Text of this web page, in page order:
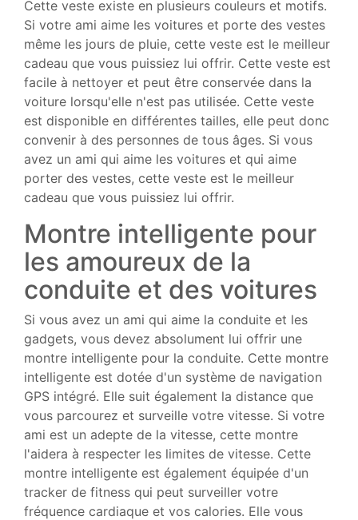
Cette veste existe en plusieurs couleurs et motifs.
Si votre ami aime les voitures et porte des vestes
même les jours de pluie, cette veste est le meilleur
cadeau que vous puissiez lui offrir. Cette veste est
facile à nettoyer et peut être conservée dans la
voiture lorsqu'elle n'est pas utilisée. Cette veste
est disponible en différentes tailles, elle peut donc
convenir à des personnes de tous âges. Si vous
avez un ami qui aime les voitures et qui aime
porter des vestes, cette veste est le meilleur
cadeau que vous puissiez lui offrir.
Montre intelligente pour
les amoureux de la
conduite et des voitures
Si vous avez un ami qui aime la conduite et les
gadgets, vous devez absolument lui offrir une
montre intelligente pour la conduite. Cette montre
intelligente est dotée d'un système de navigation
GPS intégré. Elle suit également la distance que
vous parcourez et surveille votre vitesse. Si votre
ami est un adepte de la vitesse, cette montre
l'aidera à respecter les limites de vitesse. Cette
montre intelligente est également équipée d'un
tracker de fitness qui peut surveiller votre
fréquence cardiaque et vos calories. Elle vous